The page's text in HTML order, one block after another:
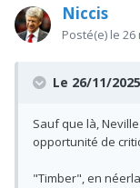
Niccis
Posté(e) le 26
Le 26/11/
Sauf que là,
opportunité de
"Timber", en